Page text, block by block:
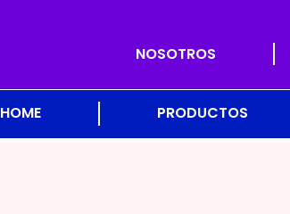
NOSOTROS
HOME PRODUCTOS